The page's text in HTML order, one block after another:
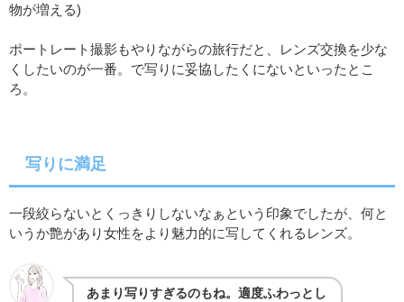
物が増える)
ポートレート撮影もやりながらの旅行だと、レンズ交換を少な
くしたいのが一番。で写りに妥協したくにないといったとこ
ろ。
写りに満足
一段絞らないとくっきりしないなぁという印象でしたが、何と
いうか艶があり女性をより魅力的に写してくれるレンズ。
あまり写りすぎるのもね。適度ふわっとし